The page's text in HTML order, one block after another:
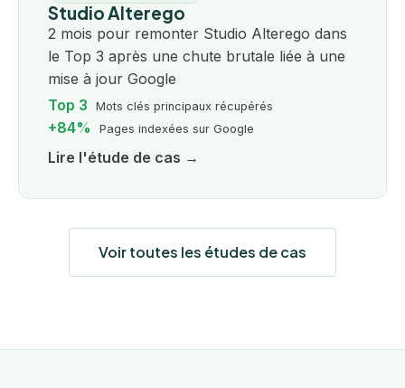
Studio Alterego
2 mois pour remonter Studio Alterego dans
le Top 3 après une chute brutale liée à une
mise à jour Google
Top 3
Mots clés principaux récupérés
+84% Pages indexées sur Google
Lire l'étude de cas →
Voir toutes les études de cas